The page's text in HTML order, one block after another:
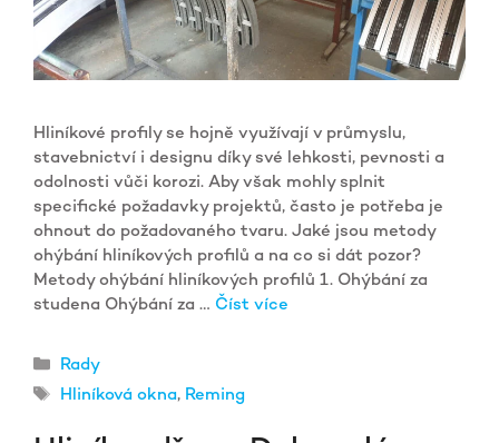
Hliníkové profily se hojně využívají v průmyslu,
stavebnictví i designu díky své lehkosti, pevnosti a
odolnosti vůči korozi. Aby však mohly splnit
specifické požadavky projektů, často je potřeba je
ohnout do požadovaného tvaru. Jaké jsou metody
ohýbání hliníkových profilů a na co si dát pozor?
Metody ohýbání hliníkových profilů 1. Ohýbání za
studena Ohýbání za … Číst více
Rubriky
Rady
Štítky
Hliníková okna, Reming